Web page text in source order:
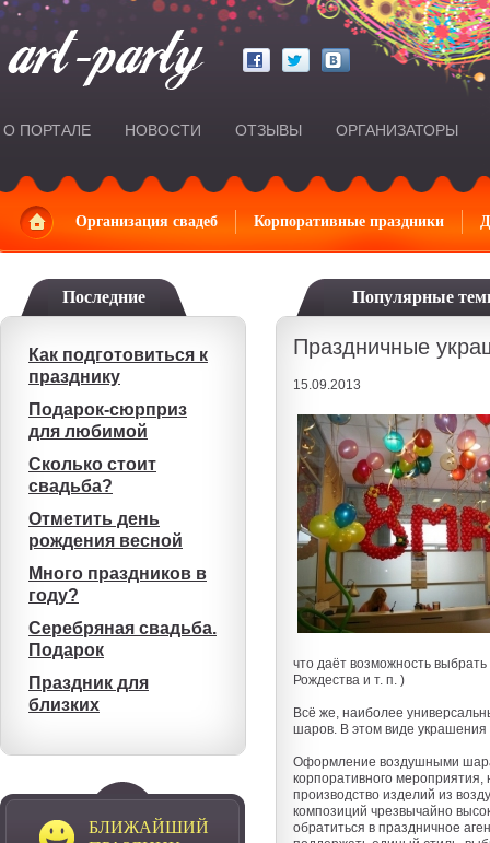
О ПОРТАЛЕ НОВОСТИ ОТЗЫВЫ ОРГАНИЗАТОРЫ
ГлавнаяОрганизация свадеб Корпоративные праздники
Последние
Как подготовиться к
празднику
Подарок-сюрприз
для любимой
Сколько стоит
свадьба?
Отметить день
рождения весной
Много праздников в
году?
Серебряная свадьба.
Подарок
Праздник для
близких
БЛИЖАЙШИЙ
Популярные
Праздничные
15.09.2013
что даёт возможность
Рождества и т. п. )
Всё же, наиболее
шаров. В этом виде украшения
Оформление воздушными
корпоративного
производство изделий из
композиций чрезвычайно
обратиться в праздничное